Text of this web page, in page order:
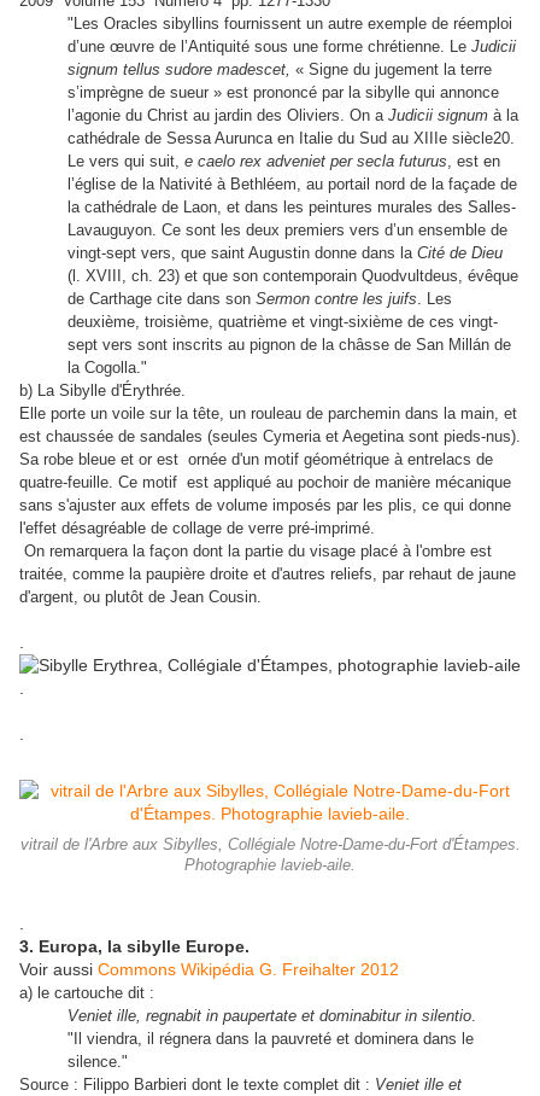
"Les Oracles sibyllins fournissent un autre exemple de réemploi
d’une œuvre de l’Antiquité sous une forme chrétienne. LeJudicii
signum tellus sudore madescet, « Signe du jugement la terre
s’imprègne de sueur » est prononcé par la sibylle qui annonce
l’agonie du Christ au jardin des Oliviers. On aJudicii signum à la
cathédrale de Sessa Aurunca en Italie du Sud au XIIIe siècle20.
Le vers qui suit,e caelo rex adveniet per secla futurus, est en
l’église de la Nativité à Bethléem, au portail nord de la façade de
la cathédrale de Laon, et dans les peintures murales des Salles-
Lavauguyon. Ce sont les deux premiers vers d’un ensemble de
vingt-sept vers, que saint Augustin donne dans laCité de Dieu
(l. XVIII, ch. 23) et que son contemporain Quodvultdeus, évêque
de Carthage cite dans sonSermon contre les juifs. Les
deuxième, troisième, quatrième et vingt-sixième de ces vingt-
sept vers sont inscrits au pignon de la châsse de San Millán de
la Cogolla."
b) La Sibylle d'Érythrée.
Elle porte un voile sur la tête, un rouleau de parchemin dans la main, et
est chaussée de sandales (seules Cymeria et Aegetina sont pieds-nus).
Sa robe bleue et or est ornée d'un motif géométrique à entrelacs de
quatre-feuille. Ce motif est appliqué au pochoir de manière mécanique
sans s'ajuster aux effets de volume imposés par les plis, ce qui donne
l'effet désagréable de collage de verre pré-imprimé.
On remarquera la façon dont la partie du visage placé à l'ombre est
traitée, comme la paupière droite et d'autres reliefs, par rehaut de jaune
d'argent, ou plutôt de Jean Cousin.
vitrail de l'Arbre aux Sibylles, Collégiale Notre-Dame-du-Fort d'Étampes.
Photographie lavieb-aile.
3. Europa, la sibylle Europe.
Voir aussi Commons Wikipédia G. Freihalter 2012
a) le cartouche dit :
Veniet ille, regnabit in paupertate et dominabitur in silentio.
"Il viendra, il régnera dans la pauvreté et dominera dans le
silence."
Source : Filippo Barbieri dont le texte complet dit : Veniet ille et